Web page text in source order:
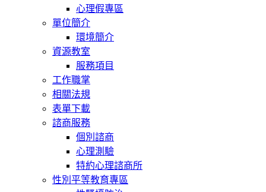
心理假專區
單位簡介
環境簡介
資源教室
服務項目
工作職掌
相關法規
表單下載
諮商服務
個別諮商
心理測驗
特約心理諮商所
性別平等教育專區